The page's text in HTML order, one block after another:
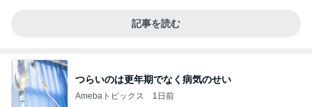
記事を読む
つらいのは更年期でなく病気のせい
Amebaトピックス 1日前